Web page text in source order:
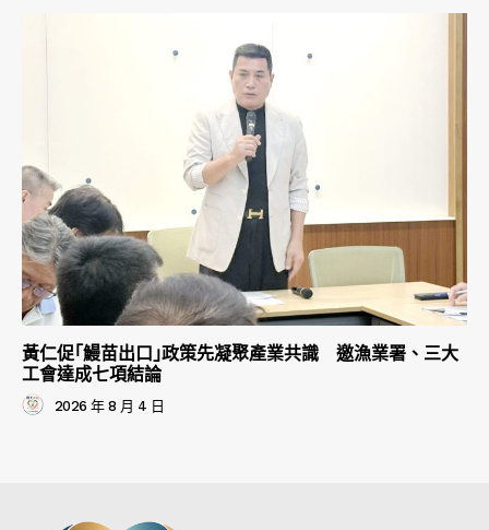
黃仁促｢鰻苗出口｣政策先凝聚產業共識 邀漁業署、三大
工會達成七項結論
2026 年 8 月 4 日